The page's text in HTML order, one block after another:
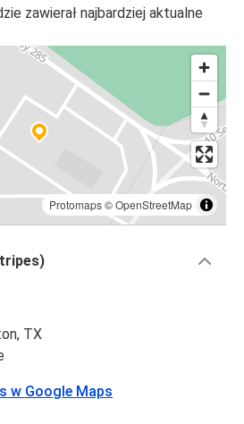
zawierał najbardziej aktualne
Protomaps©OpenStreetMap
TX
w Google Maps